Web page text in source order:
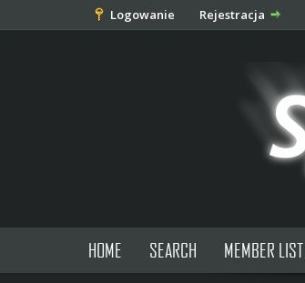
Logowanie Rejestracja
HOME SEARCH MEMBER LIST